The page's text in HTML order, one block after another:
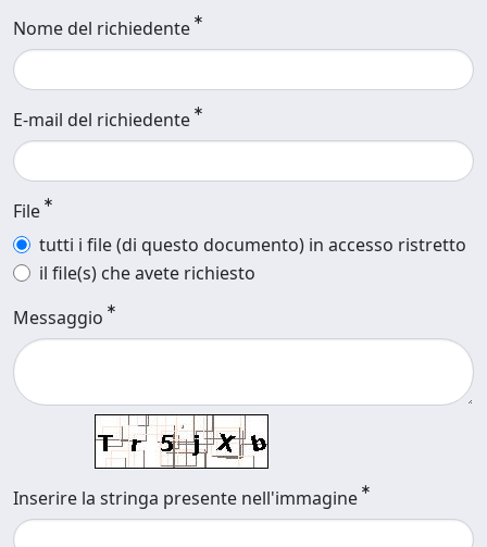
Nome del richiedente
E-mail del richiedente
File
tutti i file (di questo documento) in accesso ristretto
il file(s) che avete richiesto
Messaggio
Inserire la stringa presente nell'immagine